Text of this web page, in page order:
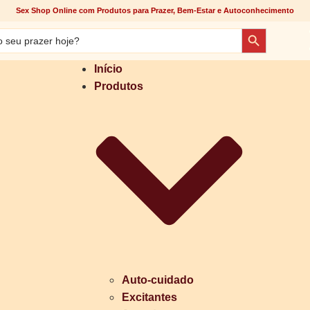
Sex Shop Online com Produtos para Prazer, Bem-Estar e Autoconhecimento
Search
Início
Produtos
Auto-cuidado
Excitantes